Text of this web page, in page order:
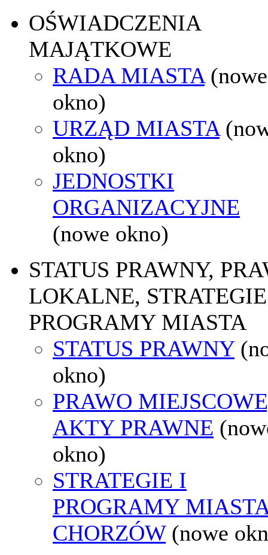
OŚWIADCZENIA
MAJĄTKOWE
RADA MIASTA (nowe
okno)
URZĄD MIASTA
okno)
JEDNOSTKI
ORGANIZACYJNE
(nowe okno)
STATUS PRAWNY,
LOKALNE,
PROGRAMY MIASTA
STATUS PRAWNY
okno)
PRAWO
AKTY PRAWNE
okno)
STRATEGIE I
PROGRAMY
CHORZÓW (nowe